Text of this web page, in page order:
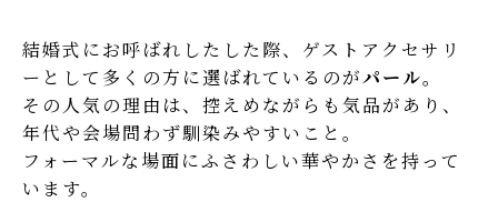
結婚式にお呼ばれしたした際、ゲストアクセサリ
ーとして多くの方に選ばれているのがパール。
その人気の理由は、控えめながらも気品があり、
年代や会場問わず馴染みやすいこと。
フォーマルな場面にふさわしい華やかさを持って
います。